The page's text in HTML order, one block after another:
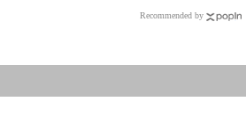
Recommended by